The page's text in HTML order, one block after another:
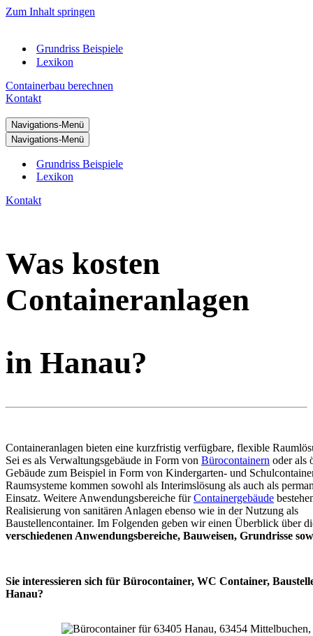
Zum Inhalt springen
Grundriss Beispiele
Lexikon
Containerbau berechnen
Kontakt
Navigations-Menü
Navigations-Menü
Grundriss Beispiele
Lexikon
Kontakt
Was kosten
Containeranlagen
in Hanau?
Containeranlagen bieten eine kurzfristig verfügbare, flexible
Sei es als Verwaltungsgebäude in Form von Bürocontainern oder als
Gebäude zum Beispiel in Form von Kindergarten- und
Raumsysteme kommen sowohl als Interimslösung als auch als
Einsatz. Weitere Anwendungsbereiche fürContainergebäude
Realisierung von sanitären Anlagen ebenso wie in der Nutzung als
Baustellencontainer. Im Folgenden geben wir einen Überblick über
verschiedenen Anwendungsbereiche, Bauweisen, Grundrisse
Sie interessieren sich für Bürocontainer, WC Container,
Hanau?